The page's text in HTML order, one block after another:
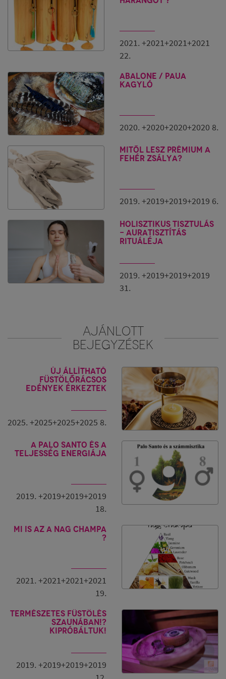
https://bit.ly/31x7xNk
A keverékről ennél bővebben egy korábbi
blogbejegyzésben olvashatsz:
https://florasense.hu/blog/napi-tisztito-tipp-al-hojari-
tomjen--palo-santo
2021. +2021+2021+2021
22.
ABALONE / PAUA
kagyló
2020. +2020+2020+2020 8.
Mitől lesz prémium a
fehér zsálya?
2019. +2019+2019+2019 6.
Holisztikus tisztulás
- Auratisztítás
rituáléja
2019. +2019+2019+2019
31.
AJÁNLOTT
BEJEGYZÉSEK
Új állítható
füstölőrácsos
edények érkeztek
2025. +2025+2025+2025 8.
A Palo Santo és a
teljesség energiája
2019. +2019+2019+2019
18.
Mi is az a Nag Champa
?
2021. +2021+2021+2021
19.
Természetes füstölés
szaunában!?
Kipróbáltuk!
2019. +2019+2019+2019